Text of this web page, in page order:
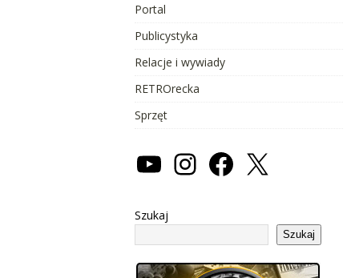
Portal
Publicystyka
Relacje i wywiady
RETROrecka
Sprzęt
Szukaj
Szukaj